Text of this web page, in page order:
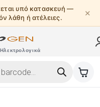
υπό κατασκευή —
λάθη ή ατέλειες.
✕